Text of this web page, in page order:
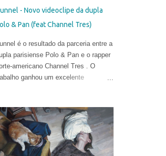
- Novo videoclipe da dupla
& Pan (feat Channel Tres)
é o resultado da parceria entre a
parisiense Polo & Pan e o rapper
americano Channel Tres . O
ganhou um excelente
pela equipe da Téléphone
Films.